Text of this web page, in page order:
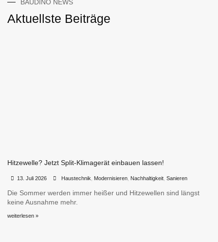
BAUDINO NEWS
Aktuellste Beiträge
Hitzewelle? Jetzt Split-Klimagerät einbauen lassen!
13. Juli 2026 Haustechnik Modernisieren, Nachhaltigkeit, Sanieren
Die Sommer werden immer heißer und Hitzewellen sind längst
keine Ausnahme mehr.
weiterlesen »